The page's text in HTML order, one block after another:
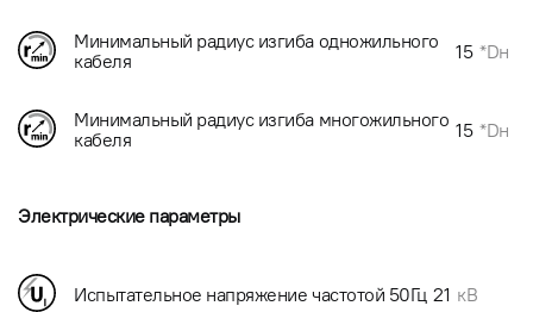
Минимальный радиус изгиба одножильного
кабеля
15 *Dн
Минимальный радиус изгиба многожильного
кабеля
15 *Dн
Электрические параметры
Испытательное напряжение частотой 50Гц 21 кВ